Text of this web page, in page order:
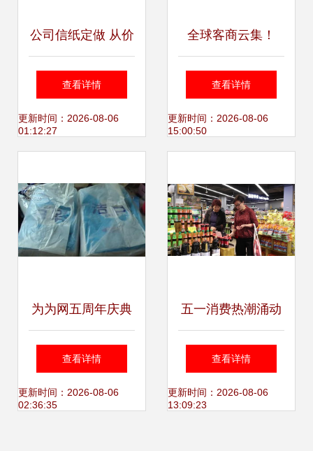
公司信纸定做 从价
格到设计的全面指
南
查看详情
更新时间：2026-08-06
01:12:27
全球客商云集！
2024中国义乌日用
百货科技创新博览
查看详情
更新时间：2026-08-06
15:00:50
为为网五周年庆典
日用百货一单省心
购
查看详情
更新时间：2026-08-06
02:36:35
五一消费热潮涌动
安源 政府发券、商
场让利、餐厅排队
查看详情
更新时间：2026-08-06
13:09:23